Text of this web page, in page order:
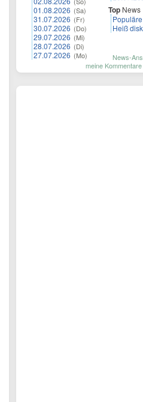
01.08.2026 (Sa)
31.07.2026 (Fr)
30.07.2026 (Do)
29.07.2026 (Mi)
28.07.2026 (Di)
27.07.2026 (Mo)
Top News
Heiß
News-
meine Kommentare